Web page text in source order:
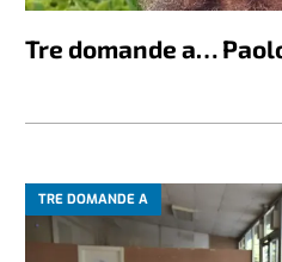
Tre domande a…
TRE DOMANDE A